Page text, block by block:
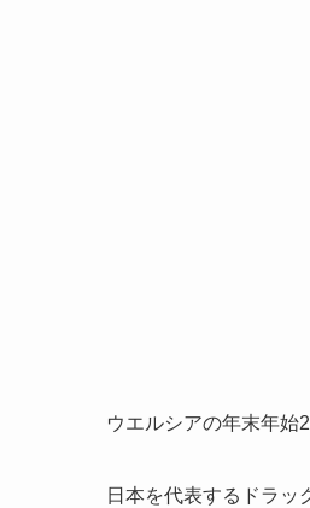
ウエルシアの年末年始
日本を代表するドラッ